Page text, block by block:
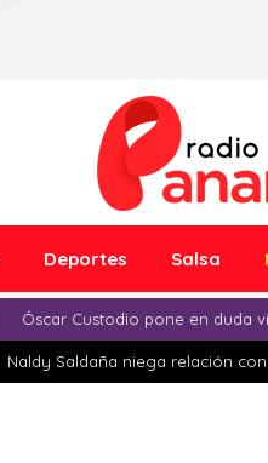
Deportes Salsa
Óscar Custodio pone en duda
Naldy Saldaña niega relación